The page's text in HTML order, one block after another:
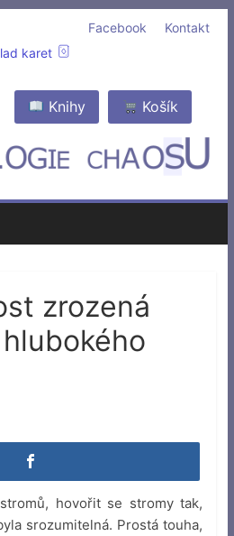
Kontakt
Facebook
karet
Košík
Knihy
zrozená
hovořit se stromy tak,
srozumitelná. Prostá touha,